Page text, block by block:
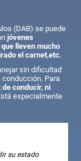
(DAB) se puede
jóvenes
lleven mucho
el carnet,etc.
sin dificultad
Para
conducir, ni
especialmente
su estado